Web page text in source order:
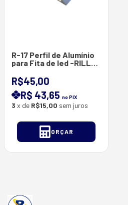
R-17 Perfil de Alumínio
para Fita de led -RILL
Difusor- Barras com 3
Metros - 23.8*5.4 mm
R$45,00
R$ 43,65no PIX
3 x de R$15,00 sem juros
ORÇAR